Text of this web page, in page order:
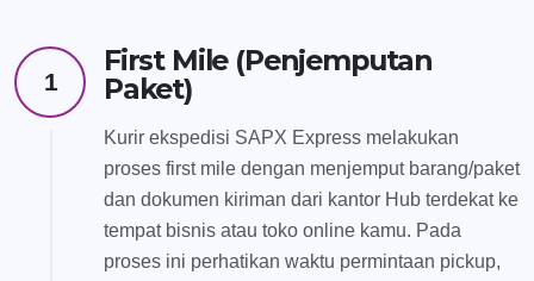
1
First Mile (Penjemputan
Paket)
Kurir ekspedisi SAPX Express melakukan
proses first mile dengan menjemput barang/paket
dan dokumen kiriman dari kantor Hub terdekat ke
tempat bisnis atau toko online kamu. Pada
proses ini perhatikan waktu permintaan pickup,